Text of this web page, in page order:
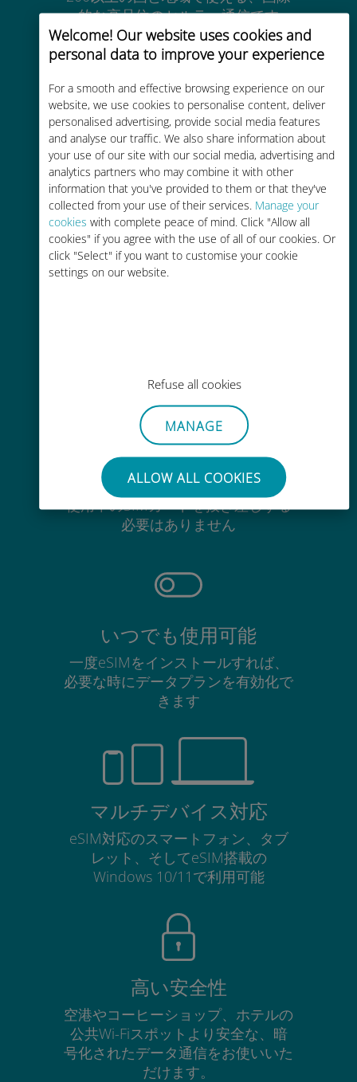
Welcome! Our website uses cookies and
personal data to improve your experience
For a smooth and effective browsing experience on our
website, we use cookies to personalise content, deliver
personalised advertising, provide social media features
and analyse our traffic. We also share information about
your use of our site with our social media, advertising and
analytics partners who may combine it with other
information that you've provided to them or that they've
collected from your use of their services. Manage your
cookies with complete peace of mind. Click "Allow all
cookies" if you agree with the use of all of our cookies. Or
click "Select" if you want to customise your cookie
settings on our website.
Refuse all cookies
MANAGE
ALLOW ALL COOKIES
的な高品位のセルラー通信です
コストパフォーマンス
お客様が普段お使いのキャリアでロ
ーミングサービスを使った場合に比
べて最大で90％の節約が可能です。
手間いらず
使用中のSIMカードを抜き差しする
必要はありません
いつでも使用可能
一度eSIMをインストールすれば、
必要な時にデータプランを有効化で
きます
マルチデバイス対応
eSIM対応のスマートフォン、タブ
レット、そしてeSIM搭載の
Windows 10/11で利用可能
高い安全性
空港やコーヒーショップ、ホテルの
公共Wi-Fiスポットより安全な、暗
号化されたデータ通信をお使いいた
だけます。